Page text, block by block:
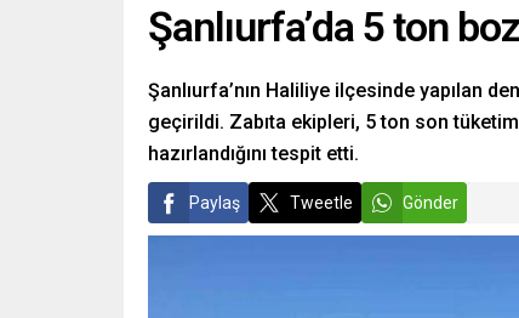
Şanlıurfa’da 5 ton
Şanlıurfa’nın Haliliye ilçesinde yapılan
geçirildi. Zabıta ekipleri, 5 ton son
hazırlandığını tespit etti.
Paylaş Tweetle Gönder